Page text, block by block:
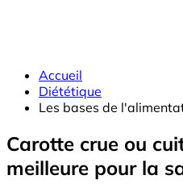
Accueil
Diététique
Les bases de
Carotte crue ou
meilleure pour la